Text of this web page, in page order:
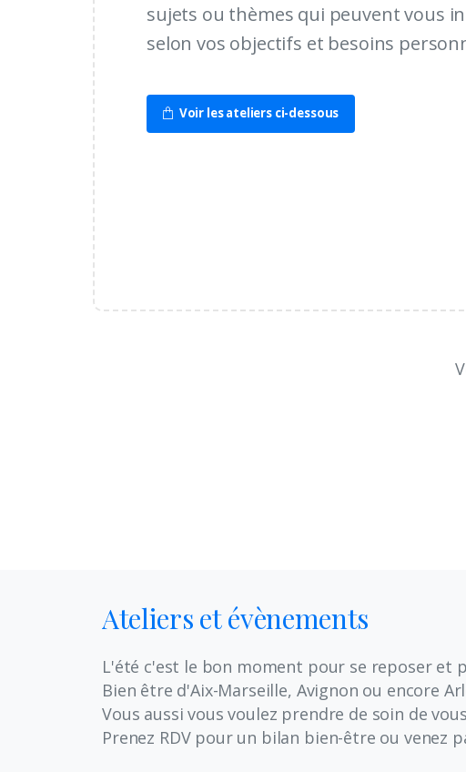
sujets ou thèmes qui peuvent vous
selon vos objectifs et besoins
Voir les ateliers ci-dessous
Ateliers etévènements
L'été c'est le bon moment pour se reposer et
Bien être d'Aix-Marseille, Avignon ou encore
Vous aussi vous voulez prendre de soin de
Prenez RDV pour un bilan bien-être ou venez